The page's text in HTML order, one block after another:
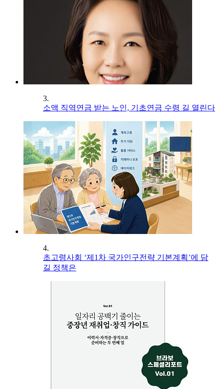
3.
소액 직역연금 받는 노인, 기초연금 수령 길 열린다
4.
초고령사회 ‘제1차 국가인구전략 기본계획’에 담
길 정책은